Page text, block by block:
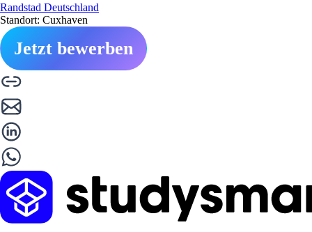
Randstad Deutschland
Standort: Cuxhaven
Jetzt bewerben